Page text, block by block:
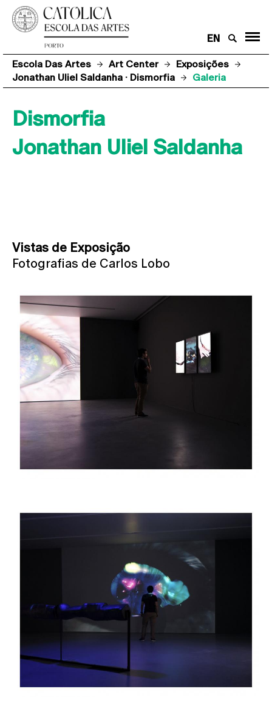
EN
Escola Das Artes Art Center
Exposições
Jonathan Uliel Saldanha · Dismorfia
Galeria
Dismorfia
Jonathan Uliel Saldanha
Vistas de Exposição
Fotografias de Carlos Lobo